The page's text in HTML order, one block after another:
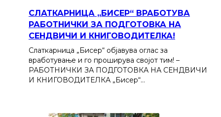
СЛАТКАРНИЦА „БИСЕР“ ВРАБОТУВА
РАБОТНИЧКИ ЗА ПОДГОТОВКА НА
СЕНДВИЧИ И КНИГОВОДИТЕЛКА!
Слаткарница „Бисер“ објавува оглас за
вработување и го проширува својот тим! –
РАБОТНИЧКИ ЗА ПОДГОТОВКА НА СЕНДВИЧИ
И КНИГОВОДИТЕЛКА „Бисер“…